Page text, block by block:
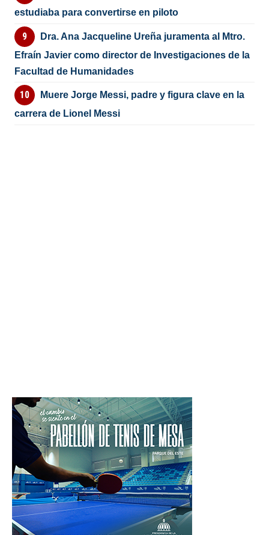
estudiaba para convertirse en piloto
Dra. Ana Jacqueline Ureña juramenta al Mtro.
Efraín Javier como director de Investigaciones de la
Facultad de Humanidades
Muere Jorge Messi, padre y figura clave en la
carrera de Lionel Messi